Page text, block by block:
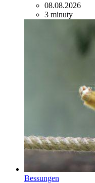
08.08.2026
3 minuty
Bessungen